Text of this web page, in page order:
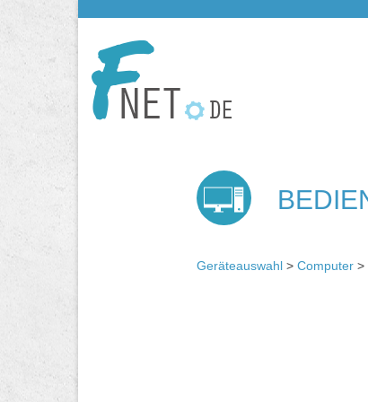
Geräteauswahl > Computer >